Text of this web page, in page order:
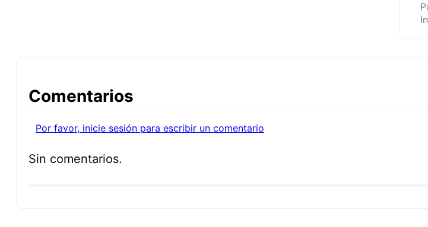
Comentarios
Por favor, inicie sesión para escribir un comentario
Sin comentarios.